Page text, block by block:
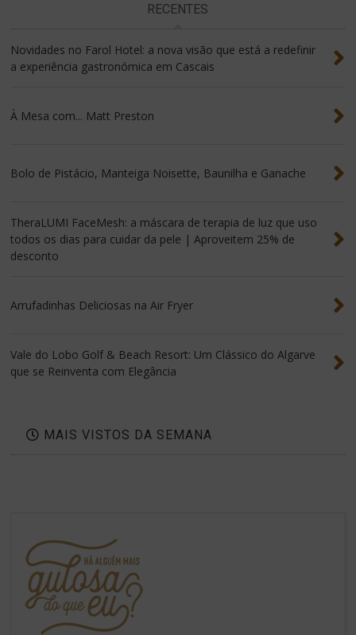
RECENTES
Novidades no Farol Hotel: a nova visão que está a redefinir
a experiência gastronómica em Cascais
À Mesa com... Matt Preston
Bolo de Pistácio, Manteiga Noisette, Baunilha e Ganache
TheraLUMI FaceMesh: a máscara de terapia de luz que uso
todos os dias para cuidar da pele | Aproveitem 25% de
desconto
Arrufadinhas Deliciosas na Air Fryer
Vale do Lobo Golf & Beach Resort: Um Clássico do Algarve
que se Reinventa com Elegância
MAIS VISTOS DA SEMANA